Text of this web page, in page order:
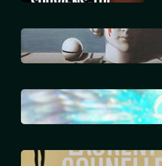
Le génocide vendéen
juillet 7, 2025
Le livre d’Hénoch
septembre 22, 2024
Le réveil – Laurent Gounelle